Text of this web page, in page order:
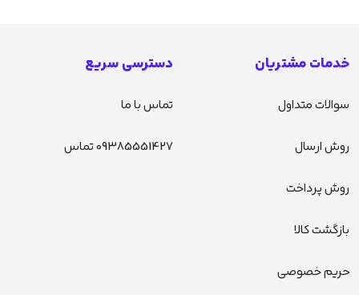
خدمات مشتریان
سوالات متداول
روش ارسال
روش پرداخت
بازگشت کالا
حریم خصوصی
دسترسی سریع
تماس با ما
09385551427 تماس